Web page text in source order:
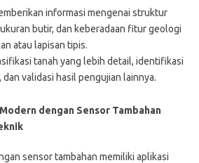
informasi mengenai struktur
butir, dan keberadaan fitur geologi
atau lapisan tipis.
tanah yang lebih detail, identifikasi
validasi hasil pengujian lainnya.
dengan Sensor Tambahan
sensor tambahan memiliki aplikasi